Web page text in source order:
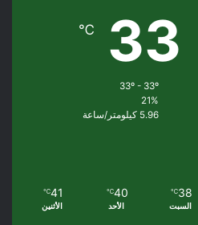
33
℃
33º - 33º
21%
5.96 كيلومتر/ساعة
38
℃
السبت
40
℃
الأحد
41
℃
الأثنين